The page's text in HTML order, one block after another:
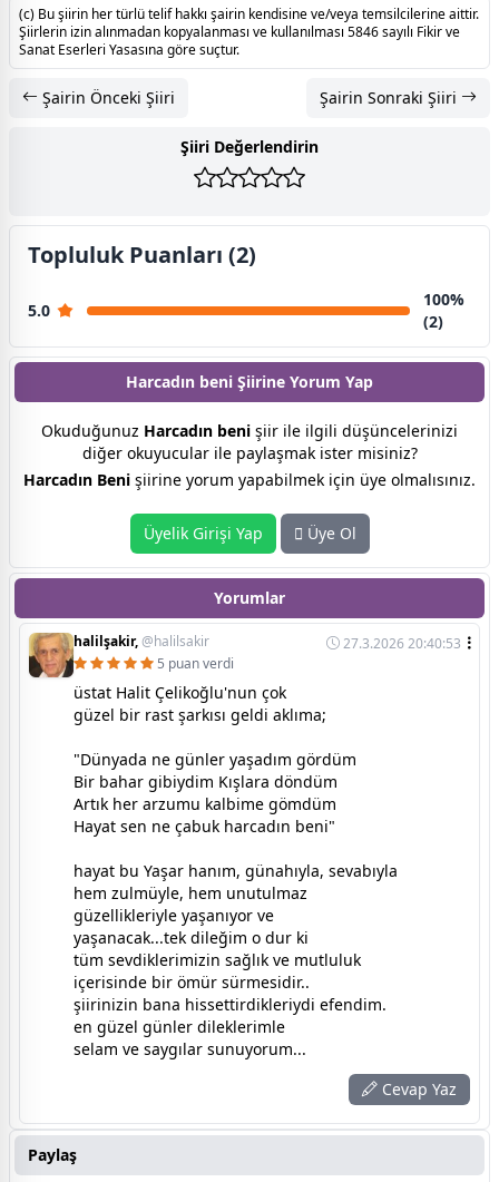
(c) Bu şiirin her türlü telif hakkı şairin kendisine ve/veya temsilcilerine aittir.
Şiirlerin izin alınmadan kopyalanması ve kullanılması 5846 sayılı Fikir ve
Sanat Eserleri Yasasına göre suçtur.
Şairin Önceki Şiiri Şairin Sonraki Şiiri
Şiiri Değerlendirin
Topluluk Puanları (2)
5.0
100%
(2)
Harcadın beni Şiirine Yorum Yap
Okuduğunuz Harcadın beni şiir ile ilgili düşüncelerinizi
diğer okuyucular ile paylaşmak ister misiniz?
Harcadın Beni şiirine yorum yapabilmek için üye olmalısınız.
Üyelik Girişi Yap Üye Ol
Yorumlar
halilşakir,@halilsakir
27.3.2026 20:40:53
5 puan verdi
üstat Halit Çelikoğlu'nun çok
güzel bir rast şarkısı geldi aklıma;
"Dünyada ne günler yaşadım gördüm
Bir bahar gibiydim Kışlara döndüm
Artık her arzumu kalbime gömdüm
Hayat sen ne çabuk harcadın beni"
hayat bu Yaşar hanım, günahıyla, sevabıyla
hem zulmüyle, hem unutulmaz
güzellikleriyle yaşanıyor ve
yaşanacak...tek dileğim o dur ki
tüm sevdiklerimizin sağlık ve mutluluk
içerisinde bir ömür sürmesidir..
şiirinizin bana hissettirdikleriydi efendim.
en güzel günler dileklerimle
selam ve saygılar sunuyorum...
Cevap Yaz
Paylaş